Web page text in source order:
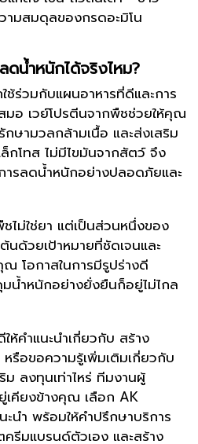
มสมดุลของกรดอะมิโน
ดน้ำหนักได้จริงไหม?
ร่วมกับแผนอาหารที่ดีและการ
มอ เวย์โปรตีนจากพืชช่วยให้คุณ
ษามวลกล้ามเนื้อ และส่งเสริม
กโทส ไม่มีไขมันจากสัตว์ จึง
ารลดน้ำหนักอย่างปลอดภัยและ
ไม่ใช่ยา แต่เป็นส่วนหนึ่งของ
ด้วยเป้าหมายที่ชัดเจนและ
ณ โอกาสในการมีรูปร่างดี
น้ำหนักอย่างยั่งยืนก็อยู่ไม่ไกล
ห้คำแนะนำเกี่ยวกับ สร้าง
รือขอความรู้เพิ่มเติมเกี่ยวกับ
ม ลงทุนเท่าไหร่ ทีมงานผู้
เคียงข้างคุณ เลือก AK
นำ พร้อมให้คำปรึกษาบริการ
รีมแบรนด์ตัวเอง และสร้าง